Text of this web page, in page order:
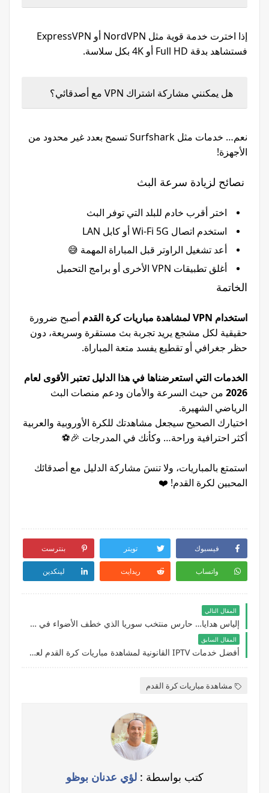
إذا اخترت خدمة قوية مثل NordVPN أو ExpressVPN
فستشاهد بدقة Full HD أو 4K بكل سلاسة.
هل يمكنني مشاركة اشتراك VPN مع أصدقائي؟
نعم… خدمات مثل Surfshark تسمح بعدد غير محدود من
الأجهزة!
نصائح لزيادة سرعة البث
اختر أقرب خادم للبلد التي توفر البث
استخدم اتصال Wi-Fi 5G أو كابل LAN
أعد تشغيل الراوتر قبل المباراة المهمة 😅
أغلق تطبيقات VPN الأخرى أو برامج التحميل
الخاتمة
استخدام VPN لمشاهدة مباريات كرة القدم
أصبح ضرورة
حقيقية لكل مشجع يريد تجربة بث مستقرة وسريعة، دون
حظر جغرافي أو تقطيع يفسد متعة المباراة.
الخدمات التي استعرضناها في هذا الدليل تعتبر الأقوى لعام
2026 من حيث السرعة والأمان ودعم منصات البث
الرياضي الشهيرة.
اختيارك الصحيح سيجعل مشاهدتك للكرة الأوروبية والعربية
أكثر احترافية وراحة… وكأنك في المدرجات 🎉⚽
استمتع بالمباريات، ولا تنسَ مشاركة الدليل مع أصدقائك
المحبين لكرة القدم! ❤️
فيسبوك تويتر بنترست
واتساب ريدايت لينكدين
المقال التالي
إلياس هدايا… حارس منتخب سوريا الذي خطف الأضواء في كأس العرب 2025
المقال السابق
أفضل خدمات IPTV القانونية لمشاهدة مباريات كرة القدم لعام 2026
مشاهدة مباريات كرة القدم
كتب بواسطة :لؤي عدنان بوظو